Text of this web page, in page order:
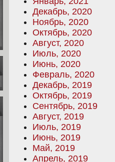
Декабрь, 2020
Ноябрь, 2020
Октябрь, 2020
Август, 2020
Июль, 2020
Июнь, 2020
Февраль, 2020
Декабрь, 2019
Октябрь, 2019
Сентябрь, 2019
Август, 2019
Июль, 2019
Июнь, 2019
Май, 2019
Апрель, 2019